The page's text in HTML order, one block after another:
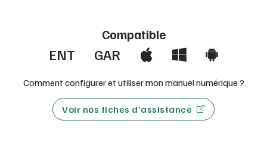
Compatible
ENT GAR
Comment configurer et utiliser mon manuel numérique ?
Voir nos fiches d’assistance